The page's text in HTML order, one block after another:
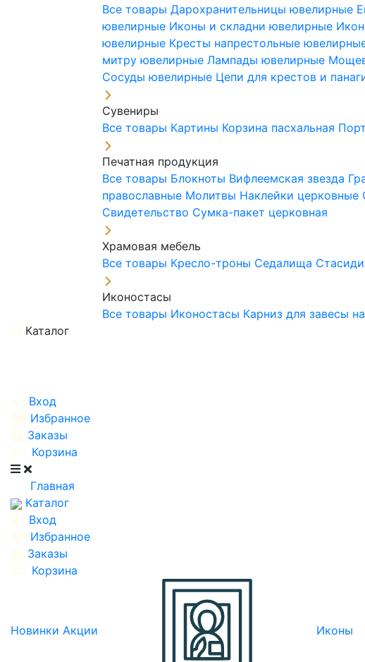
Все товарыДарохранительницы ювелирные
ювелирные Иконы и складни ювелирные
ювелирные Кресты напрестольные
митру ювелирныеЛампады ювелирные
Сосуды ювелирные Цепи для крестов и
Сувениры
Все товары Картины Корзина пасхальная
Печатная продукция
Все товары Блокноты Вифлеемская звезда
православные Молитвы Наклейки церковные
Свидетельство Сумка-пакет церковная
Храмовая мебель
Все товары Кресло-троны Седалища
Иконостасы
Все товары Иконостасы Карниз для завесы
Каталог
Вход
Избранное
Заказы
Корзина
Главная
Каталог
Вход
Избранное
Заказы
Корзина
Новинки Акции Иконы